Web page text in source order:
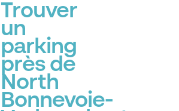
Trouver
un
parking
près de
North
Bonnevoie-